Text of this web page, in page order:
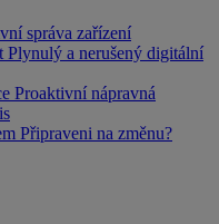
správa zařízení
Plynulý a nerušený digitální
Proaktivní nápravná
Připraveni na změnu?